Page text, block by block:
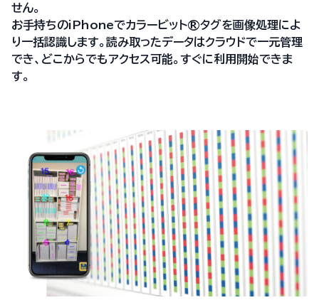
せん。
お手持ちのiPhoneでカラービット®︎タグを画像処理によ
り一括認識します。読み取ったデータはクラウドで一元管理
でき、どこからでもアクセス可能。すぐに利用開始できま
す。